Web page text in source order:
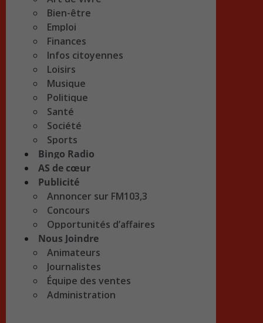
Bien-être
Emploi
Finances
Infos citoyennes
Loisirs
Musique
Politique
Santé
Société
Sports
Bingo Radio
AS de cœur
Publicité
Annoncer sur FM103,3
Concours
Opportunités d’affaires
Nous Joindre
Animateurs
Journalistes
Équipe des ventes
Administration